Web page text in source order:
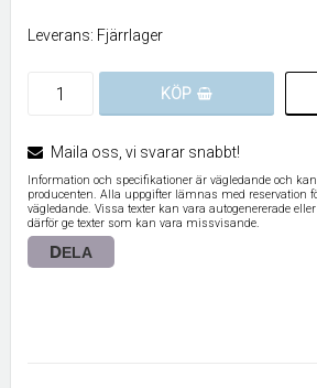
Leverans: Fjärrlager
KÖP
Maila oss, vi svarar snabbt!
Information och specifikationer är vägledande och
producenten. Alla uppgifter lämnas med reservation
vägledande. Vissa texter kan vara autogenererade
därför ge texter som kan vara missvisande.
DELA